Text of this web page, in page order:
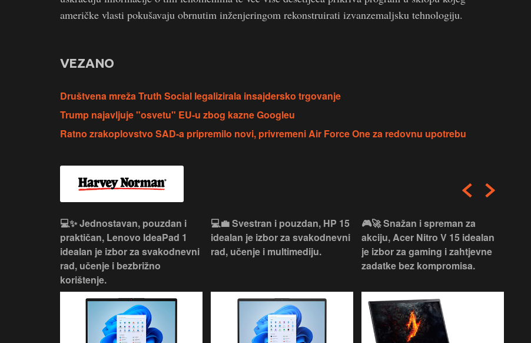
američke vlasti pokušavaju obrnutim inženjeringom rekonstruirati izvanzemaljsku tehnologiju.
VEZANO
Društvena mreža Truth Social legalizirala insajdersko trgovanje
Trump najavljuje "osvetu" EU-u zbog kazne Googleu
Ratno zrakoplovstvo SAD-a pripremilo novi, privremeni Air Force One za redovnu upotrebu
💻✨ Jednostavan, pouzdan i
praktičan, Lenovo IdeaPad 1
idealan je izbor za svakodnevni
rad, učenje i bezbrižno
korištenje.
💻💼 Svestran i pouzdan, HP 15
idealan je izbor za svakodnevni
rad, učenje i multimediju.
🎮🚀 Snažan i spreman za
akciju, Acer Nitro V 15 idealan
je izbor za gaming i zahtjevne
zadatke bez kompromisa.